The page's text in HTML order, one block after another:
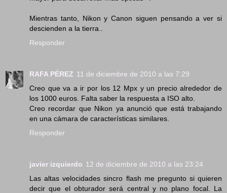
Mientras tanto, Nikon y Canon siguen pensando a ver si
descienden a la tierra..
Responder
RAFA PÉREZ 11 de diciembre de 2010 a las 7:29
Creo que va a ir por los 12 Mpx y un precio alrededor de
los 1000 euros. Falta saber la respuesta a ISO alto.
Creo recordar que Nikon ya anunció que está trabajando
en una cámara de características similares.
Responder
javier izquierdo 12 de diciembre de 2010 a las 23:24
Las altas velocidades sincro flash me pregunto si quieren
decir que el obturador será central y no plano focal. La